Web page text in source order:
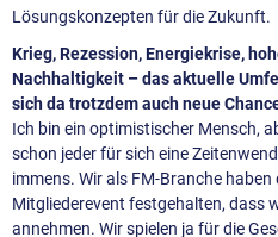
Lösungskonzepten für die Zukunft.
Krieg, Rezession, Energiekrise,
Nachhaltigkeit – das aktuelle
sich da trotzdem auch neue
Ich bin ein optimistischer Mensch,
schon jeder für sich eine
immens. Wir als FM-Branche
Mitgliederevent festgehalten, dass
annehmen. Wir spielen ja für die